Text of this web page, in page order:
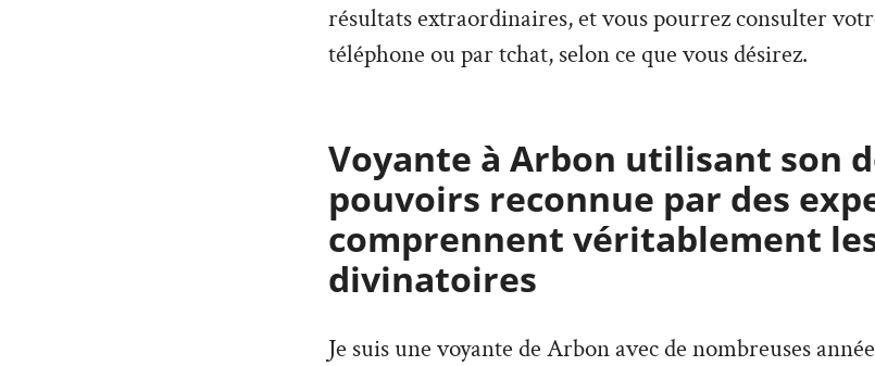
résultats extraordinaires, et vous pourrez consulter
téléphone ou par tchat, selon ce que vous désirez.
Voyante à Arbon utilisant son
pouvoirs reconnue par des
comprennent véritablement
divinatoires
Je suis une voyante de Arbon avec de nombreuses